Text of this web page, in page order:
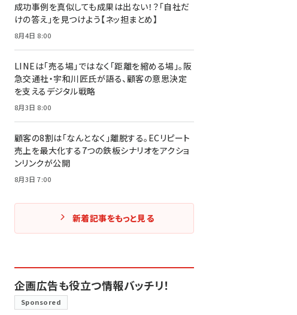
成功事例を真似しても成果は出ない！？「自社だ
けの答え」を見つけよう【ネッ担まとめ】
8月4日 8:00
LINEは「売る場」ではなく「距離を縮める場」。阪
急交通社・宇和川匠氏が語る、顧客の意思決定
を支えるデジタル戦略
8月3日 8:00
顧客の8割は「なんとなく」離脱する。ECリピート
売上を最大化する7つの鉄板シナリオをアクショ
ンリンクが公開
8月3日 7:00
新着記事をもっと見る
企画広告も役立つ情報バッチリ！
Sponsored